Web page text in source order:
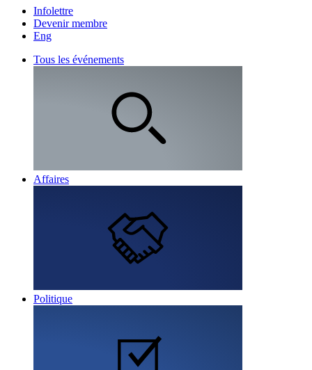
Infolettre
Devenir membre
Eng
Tous les événements
Affaires
Politique